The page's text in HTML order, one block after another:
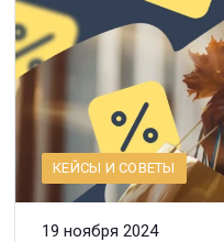
КЕЙСЫ И СОВЕТЫ
19 ноября 2024